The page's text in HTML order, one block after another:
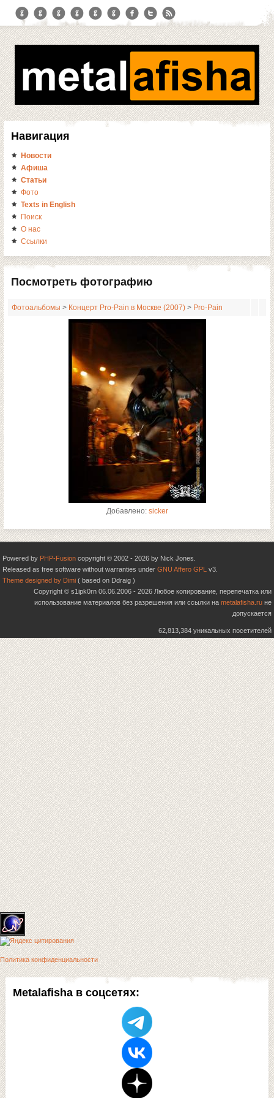
Metalafisha в соцсетях:
Навигация
Новости
Афиша
Статьи
Фото
Texts in English
Поиск
О нас
Ссылки
Посмотреть фотографию
Фотоальбомы > Концерт Pro-Pain в Москве (2007) > Pro-Pain
Добавлено: sicker
Powered by PHP-Fusion copyright © 2002 - 2026 by Nick Jones.
Released as free software without warranties under GNU Affero GPL v3.
Theme designed by Dimi ( based on Ddraig )
Copyright © s1ipk0rn 06.06.2006 - 2026 Любое копирование, перепечатка или
использование материалов без разрешения или ссылки на metalafisha.ru не
допускается
62,813,384 уникальных посетителей
Политика конфиденциальности